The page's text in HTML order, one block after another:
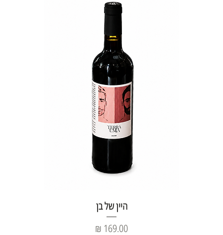
היין של בן
מחיר